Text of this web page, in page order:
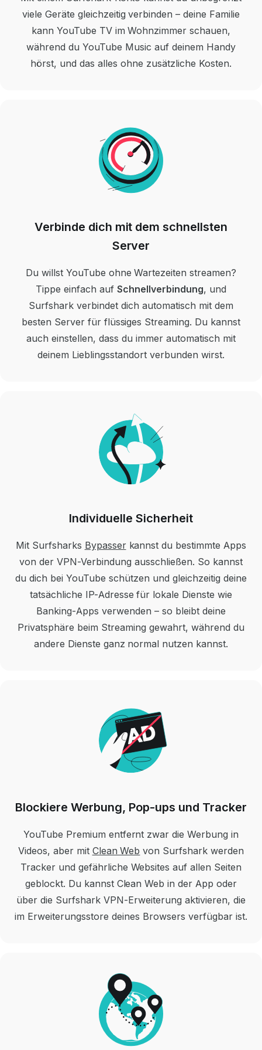
viele Geräte gleichzeitig verbinden – deine Familie
kann YouTube TV im Wohnzimmer schauen,
während du YouTube Music auf deinem Handy
hörst, und das alles ohne zusätzliche Kosten.
Verbinde dich mit dem schnellsten
Server
Du willst YouTube ohne Wartezeiten streamen?
Tippe einfach aufSchnellverbindung, und
Surfshark verbindet dich automatisch mit dem
besten Server für flüssiges Streaming. Du kannst
auch einstellen, dass du immer automatisch mit
deinem Lieblingsstandort verbunden wirst.
Individuelle Sicherheit
Mit Surfsharks Bypasserkannst du bestimmte Apps
von der VPN-Verbindung ausschließen. So kannst
du dich bei YouTube schützen und gleichzeitig deine
tatsächliche IP-Adresse für lokale Dienste wie
Banking-Apps verwenden – so bleibt deine
Privatsphäre beim Streaming gewahrt, während du
andere Dienste ganz normal nutzen kannst.
Blockiere Werbung, Pop-ups und Tracker
YouTube Premium entfernt zwar die Werbung in
Videos, aber mit Clean Web von Surfshark werden
Tracker und gefährliche Websites auf allen Seiten
geblockt. Du kannst Clean Web in der App oder
über die Surfshark VPN-Erweiterung aktivieren, die
im Erweiterungsstore deines Browsers verfügbar ist.